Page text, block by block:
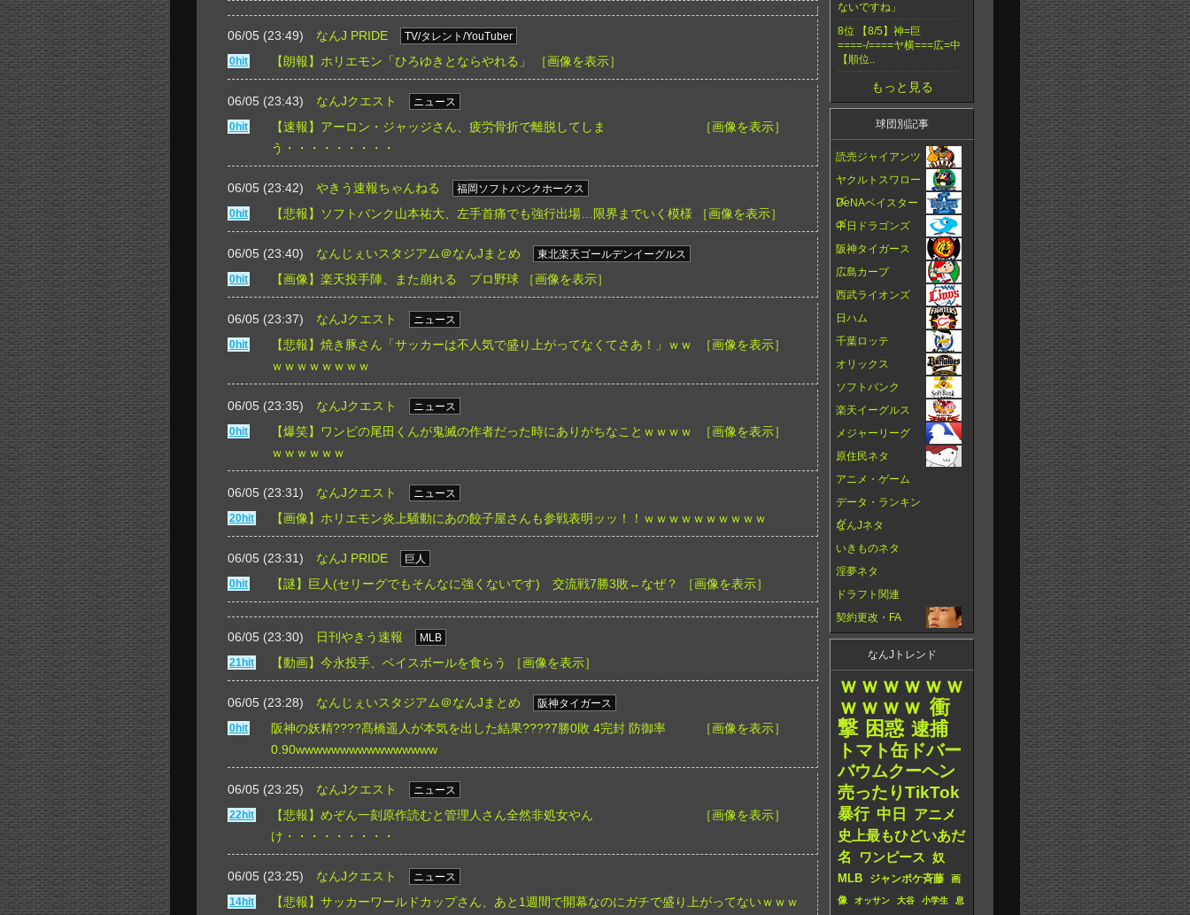
06/05 (23:49) なんJ PRIDE
TV/タレント/YouTuber
0hit
【朗報】ホリエモン「ひろゆきとならやれる」 ［画像を表示］
06/05 (23:43) なんJクエスト
ニュース
0hit
【速報】アーロン・ジャッジさん、疲労骨折で離脱してしま
う・・・・・・・・・
［画像を表示］
06/05 (23:42) やきう速報ちゃんねる
福岡ソフトバンクホークス
0hit
【悲報】ソフトバンク山本祐大、左手首痛でも強行出場…限界までいく模様 ［画像を表示］
06/05 (23:40) なんじぇいスタジアム＠なんJまとめ
東北楽天ゴールデンイーグルス
0hit
【画像】楽天投手陣、また崩れる プロ野球 ［画像を表示］
06/05 (23:37) なんJクエスト
ニュース
0hit
【悲報】焼き豚さん「サッカーは不人気で盛り上がってなくてさあ！」ｗｗ
ｗｗｗｗｗｗｗｗ
［画像を表示］
06/05 (23:35) なんJクエスト
ニュース
0hit
【爆笑】ワンピの尾田くんが鬼滅の作者だった時にありがちなことｗｗｗｗ
ｗｗｗｗｗｗ
［画像を表示］
06/05 (23:31) なんJクエスト
ニュース
20hit
【画像】ホリエモン炎上騒動にあの餃子屋さんも参戦表明ッッ！！ｗｗｗｗｗｗｗｗｗｗ
06/05 (23:31) なんJ PRIDE
巨人
0hit
【謎】巨人(セリーグでもそんなに強くないです) 交流戦7勝3敗←なぜ？ ［画像を表示］
06/05 (23:30) 日刊やきう速報
MLB
21hit
【動画】今永投手、ベイスボールを食らう ［画像を表示］
06/05 (23:28) なんじぇいスタジアム＠なんJまとめ
阪神タイガース
0hit
阪神の妖精????髙橋遥人が本気を出した結果????7勝0敗 4完封 防御率
0.90wwwwwwwwwwwwwwww
［画像を表示］
06/05 (23:25) なんJクエスト
ニュース
22hit
【悲報】めぞん一刻原作読むと管理人さん全然非処女やん
け・・・・・・・・・
［画像を表示］
06/05 (23:25) なんJクエスト
ニュース
14hit
【悲報】サッカーワールドカップさん、あと1週間で開幕なのにガチで盛り上がってないｗｗｗ
ないですね」
8位 【8/5】神=巨
====-/====ヤ横===広=中
【順位..
もっと見る
球団別記事
読売ジャイアンツ
ヤクルトスワロー
ズ
DeNAベイスター
ズ
中日ドラゴンズ
阪神タイガース
広島カープ
西武ライオンズ
日ハム
千葉ロッテ
オリックス
ソフトバンク
楽天イーグルス
メジャーリーグ
原住民ネタ
アニメ・ゲーム
データ・ランキン
グ
なんJネタ
いきものネタ
淫夢ネタ
ドラフト関連
契約更改・FA
なんJトレンド
ｗｗｗｗｗｗ
ｗｗｗｗ 衝
撃 困惑 逮捕
トマト缶ドバー
バウムクーヘン
売ったりTikTok
暴行 中日
アニメ
史上最もひどいあだ
名
ワンピース 奴
MLB ジャンポケ斉藤
画
像
オッサン 大谷 小学生 息